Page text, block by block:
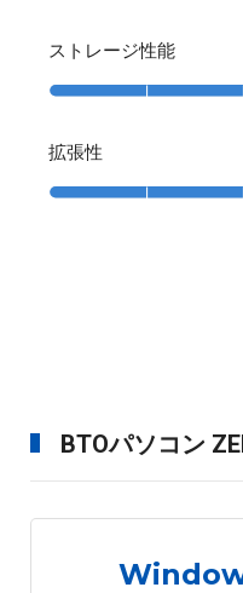
ストレージ性能
拡張性
BTOパソコン